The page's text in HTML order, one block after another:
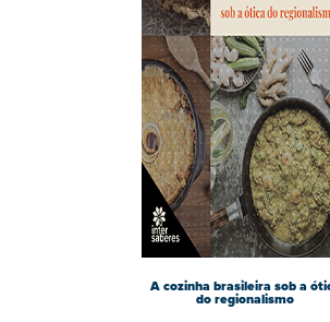
A cozinha brasileira sob a
do regionalismo